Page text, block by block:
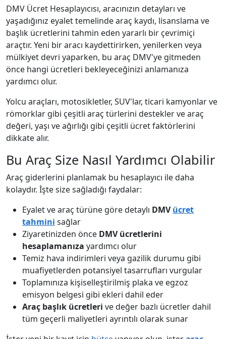
DMV Ücret Hesaplayıcısı, aracınızın detayları ve
yaşadığınız eyalet temelinde araç kaydı, lisanslama ve
başlık ücretlerini tahmin eden yararlı bir çevrimiçi
araçtır. Yeni bir aracı kaydettirirken, yenilerken veya
mülkiyet devri yaparken, bu araç DMV'ye gitmeden
önce hangi ücretleri bekleyeceğinizi anlamanıza
yardımcı olur.
Yolcu araçları, motosikletler, SUV'lar, ticari kamyonlar ve
römorklar gibi çeşitli araç türlerini destekler ve araç
değeri, yaşı ve ağırlığı gibi çeşitli ücret faktörlerini
dikkate alır.
Bu Araç Size Nasıl Yardımcı Olabilir
Araç giderlerini planlamak bu hesaplayıcı ile daha
kolaydır. İşte size sağladığı faydalar:
Eyalet ve araç türüne göre detaylı DMVücret
tahmini sağlar
Ziyaretinizden önce DMV ücretlerini
hesaplamanıza yardımcı olur
Temiz hava indirimleri veya gazilik durumu gibi
muafiyetlerden potansiyel tasarrufları vurgular
Toplamınıza kişiselleştirilmiş plaka ve egzoz
emisyon belgesi gibi ekleri dahil eder
Araç başlık ücretleri ve değer bazlı ücretler dahil
tüm geçerli maliyetleri ayrıntılı olarak sunar